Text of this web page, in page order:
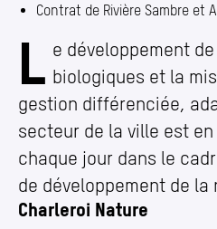
Contrat de Rivière Sambre et
Biodiversité
L e développement
biologiques et la
gestion différenciée,
secteur de la ville est
chaque jour dans le
de développement de la
Charleroi Nature